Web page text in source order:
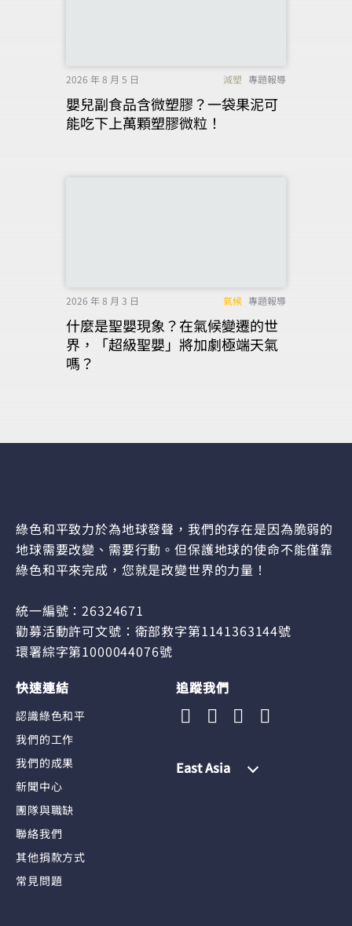
2026 年 8 月 5 日 減塑 專題報導
嬰兒副食品含微塑膠？一袋果泥可
能吃下上萬顆塑膠微粒！
2026 年 8 月 3 日 氣候 專題報導
什麼是聖嬰現象？在氣候變遷的世
界，「超級聖嬰」將加劇極端天氣
嗎？
綠色和平致力於為地球發聲，我們的存在是因為脆弱的
地球需要改變、需要行動。但保護地球的使命不能僅靠
綠色和平來完成，您就是改變世界的力量！
統一編號：26324671
勸募活動許可文號：衛部救字第1141363144號
環署綜字第1000044076號
快速連結
認識綠色和平
我們的工作
我們的成果
新聞中心
團隊與職缺
聯絡我們
其他捐款方式
常見問題
追蹤我們
East Asia